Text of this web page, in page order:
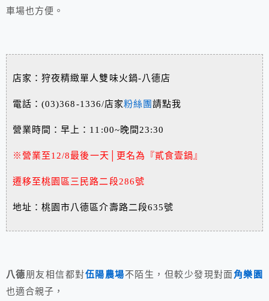
車場也方便。
店家：狩夜精緻單人雙味火鍋-八德店
電話：(03)368-1336/店家粉絲團請點我
營業時間：早上：11:00~晚間23:30
※營業至12/8最後一天│更名為『貳食壹鍋』
遷移至桃園區三民路二段286號
地址：桃園市八德區介壽路二段635號
八德朋友相信都對伍陽農場不陌生，但較少發現對面 角樂園
也適合親子，